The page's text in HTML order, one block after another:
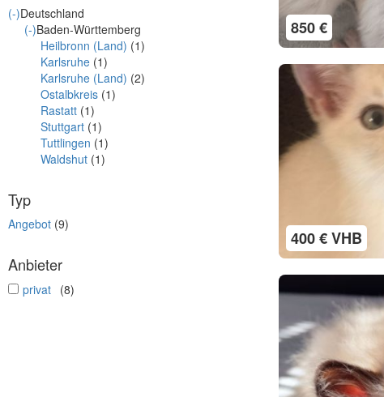
(-)Deutschland
(-)Baden-Württemberg
Heilbronn (Land) (1)
Karlsruhe (1)
Karlsruhe (Land) (2)
Ostalbkreis (1)
Rastatt (1)
Stuttgart (1)
Tuttlingen (1)
Waldshut (1)
Typ
Angebot (9)
Anbieter
undefined
privat (8)
850 €
400 € VHB